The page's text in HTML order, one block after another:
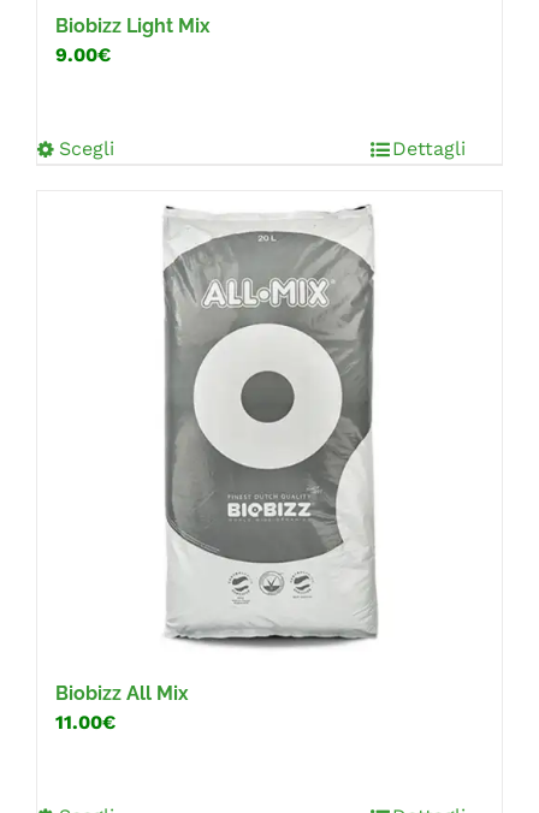
Biobizz Light Mix
9.00€
Scegli Dettagli
Biobizz All Mix
11.00€